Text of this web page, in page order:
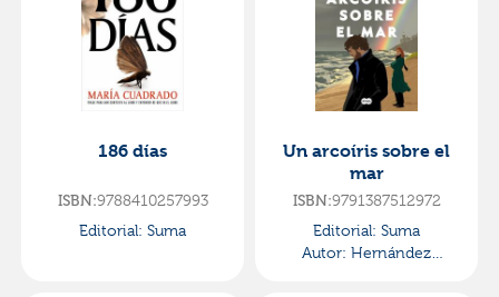
186 días
ISBN:9788410257993
Editorial: Suma
Un arcoíris sobre el
mar
ISBN:9791387512972
Editorial: Suma
Autor: Hernández